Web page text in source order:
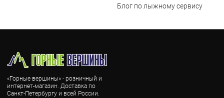
Блог по лыжному сервису
«Горные вершины» - розничный и
интернет-магазин. Доставка по
Санкт-Петербургу и всей России.